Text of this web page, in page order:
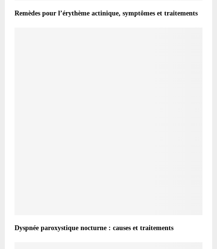
Remèdes pour l’érythème actinique, symptômes et traitements
Dyspnée paroxystique nocturne : causes et traitements